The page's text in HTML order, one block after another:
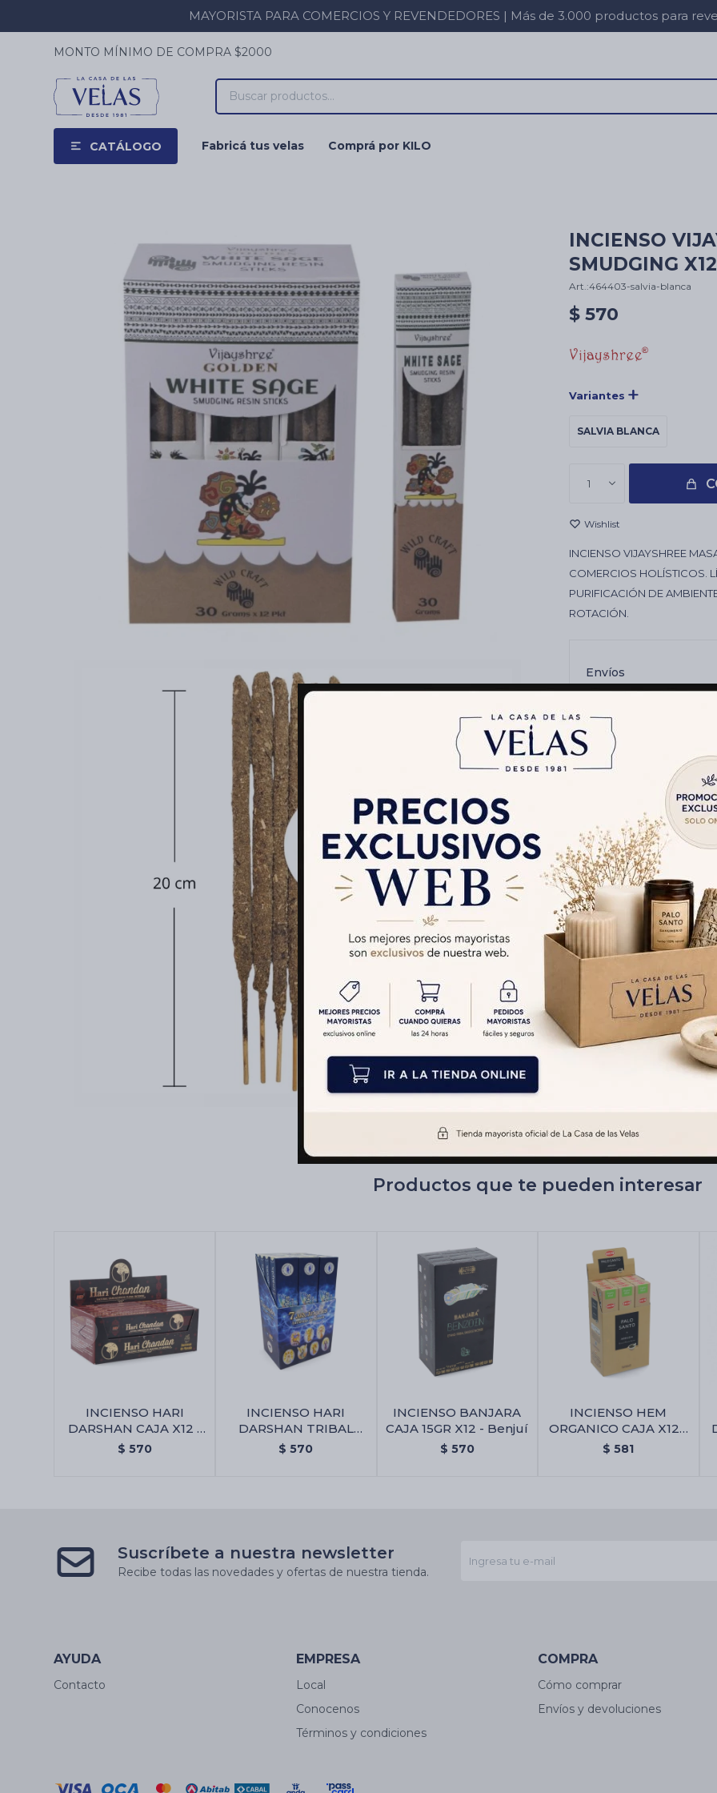
MAYORISTA PARA COMERCIOS Y REVENDEDORES | Más de 3.000 productos para
CATÁLOGO Fabricá tus velas Comprá por KILO
MONTO MÍNIMO DE COMPRA $2000
INCIENSO
SMUDGING
464403-salvia-blanca
$ 570
Variantes
SALVIA BLANCA
1
INCIENSO VIJAYSHREE
COMERCIOS HOLÍSTICOS.
PURIFICACIÓN DE
ROTACIÓN.
Envíos
Cambios y
Medios de pago
Productos que te pueden interesar
INCIENSO HARI
DARSHAN CAJA X12 -
Chandan
$ 570
INCIENSO HARI
DARSHAN TRIBAL
SOUL CAJA X12 - 7
$ 570
INCIENSO BANJARA
CAJA 15GR X12 - Benjuí
$ 570
INCIENSO HEM
ORGANICO CAJA X12 -
Palo Santo/arruda
$ 581
Suscríbete a nuestra newsletter
Recibe todas las novedades y ofertas de nuestra tienda.
AYUDA
Contacto
EMPRESA
Local
Conocenos
Términos y condiciones
COMPRA
Cómo comprar
Envíos y devoluciones